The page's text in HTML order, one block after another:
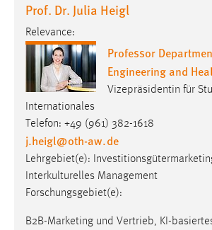
Engineering and
Internationales
Telefon: +49 (961) 382-1618
j.heigl@oth-aw de
Lehrgebiet(e):
Forschungsgebiet(e):
B2B-Marketing und Vertrieb, KI-
Kommunikationstraining, Pricing,
neue Geschäftsmodelle in KMU